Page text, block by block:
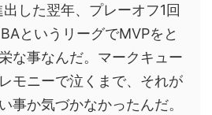
した翌年、プレーオフ1回
というリーグでMVPをと
な事なんだ。マークキュー
モニーで泣くまで、それが
事か気づかなかったんだ。